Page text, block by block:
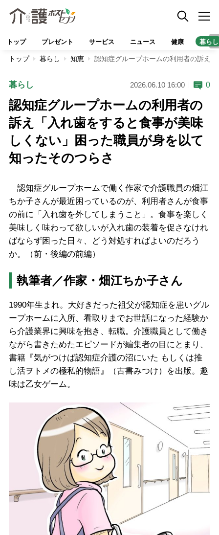
トップ プレゼント サービス ニュース 健康 暮らし
トップ 暮らし 知恵 認知症グループホームの利用者の訴え
暮らし 2026.06.10 16:00 0
認知症グループホームの利用者の
訴え「入れ歯をすると食事が美味
しくない」困った職員が身を以て
知ったそのつらさ
認知症グループホームで働く作家で介護職員の畑江
ちか子さんが最近困っているのが、利用者さんが食事
の前に「入れ歯を外してしまうこと」。食事を楽しく
美味しく味わって欲しいが入れ歯の装着を促さなけれ
ばならず困った日々、どう対処すればよいのだろう
か。（前・後編の前編）
執筆者／作家・畑江ちか子さん
1990年生まれ。大好きだった祖父が認知症を患いグル
ープホームに入所、看取りまでお世話になった経験か
ら介護業界に興味を抱き、転職。介護職員として働き
ながら書きためたエピソードが編集者の目にとまり、
書籍『気がつけば認知症介護の沼にいた もしくは推
し活ヲトメの極私的物語』（古書みつけ）を出版。趣
味は乙女ゲーム。